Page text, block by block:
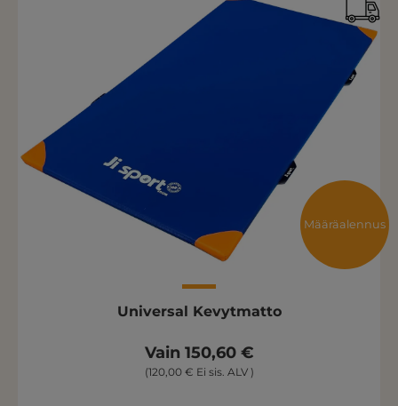
Määräalennus
Universal Kevytmatto
Vain 150,60 €
(120,00 € Ei sis. ALV )